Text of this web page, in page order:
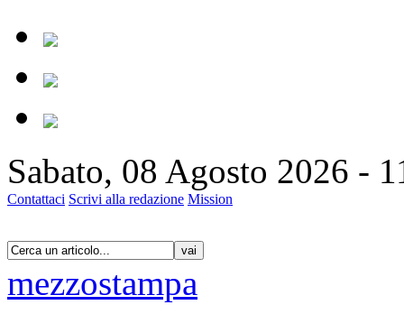
Sabato, 08 Agosto 2026 -
Contattaci Scrivi alla redazione Mission
vai
mezzostampa